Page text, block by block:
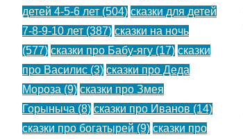
детей 4-5-6 лет (504) сказки для детей
7-8-9-10 лет (387) сказки на ночь
(577) сказки про Бабу-ягу (17) сказки
про Василис (3) сказки про Деда
Мороза (9) сказки про Змея
Горыныча (8) сказки про Иванов (14)
сказки про богатырей (9) сказки про